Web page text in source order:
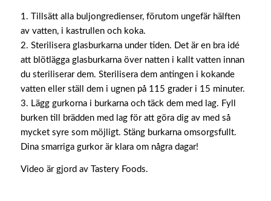
1. Tillsätt alla buljongredienser, förutom ungefär hälften
av vatten, i kastrullen och koka.
2. Sterilisera glasburkarna under tiden. Det är en bra idé
att blötlägga glasburkarna över natten i kallt vatten innan
du steriliserar dem. Sterilisera dem antingen i kokande
vatten eller ställ dem i ugnen på 115 grader i 15 minuter.
3. Lägg gurkorna i burkarna och täck dem med lag. Fyll
burken till brädden med lag för att göra dig av med så
mycket syre som möjligt. Stäng burkarna omsorgsfullt.
Dina smarriga gurkor är klara om några dagar!
Video är gjord av Tastery Foods.